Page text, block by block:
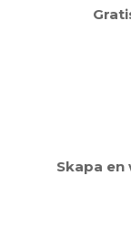
Skapa en